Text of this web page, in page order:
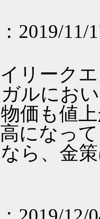
：2019/11/
リーク
ルにお
価も値
になっ
ら、金